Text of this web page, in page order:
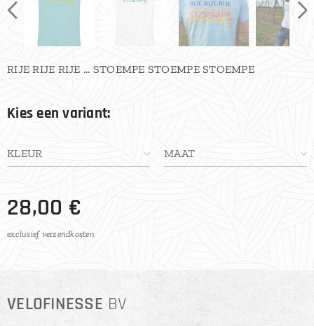
RIJE RIJE RIJE ... STOEMPE STOEMPE STOEMPE
Kies een variant:
KLEUR MAAT
28,00 €
exclusief verzendkosten
VELOFINESSEBV